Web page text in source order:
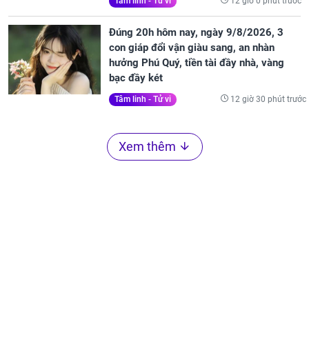
Đúng 20h hôm nay, ngày 9/8/2026, 3
con giáp đổi vận giàu sang, an nhàn
hưởng Phú Quý, tiền tài đầy nhà, vàng
bạc đầy két
Tâm linh - Tử vi 12 giờ 30 phút trước
Xem thêm